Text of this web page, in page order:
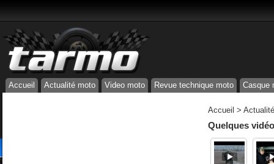
Accueil Actualité moto Video moto Revue technique moto Casque
Accueil >
Quelques